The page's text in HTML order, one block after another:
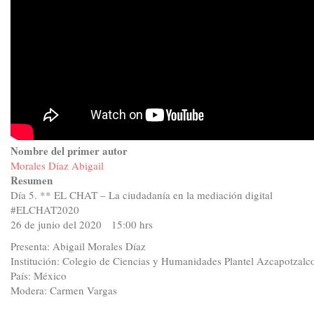
Nombre del primer autor
Morales Díaz Abigail
Resumen
Día 5. ** EL CHAT – La ciudadanía en la mediación digital
#ELCHAT2020
26 de junio del 2020 15:00 hrs
Presenta: Abigail Morales Díaz
Institución: Colegio de Ciencias y Humanidades Plantel
País: México
Modera: Carmen Vargas